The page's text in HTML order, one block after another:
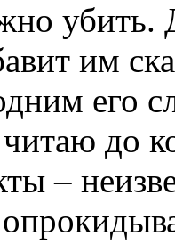
убить.
им
его
до
–